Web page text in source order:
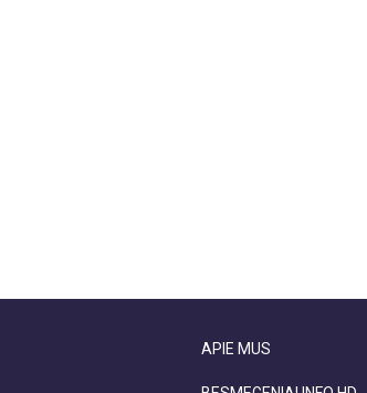
APIE MUS